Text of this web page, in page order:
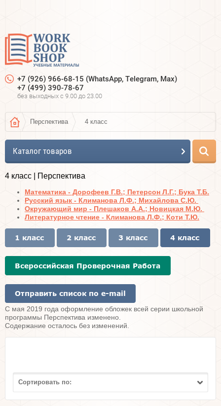
+7 (926) 966-68-15 (WhatsApp, Telegram, Max)
+7 (499) 390-78-67
без выходных c 9.00 до 23.00
Перспектива 4 класс
Каталог товаров
4 класс | Перспектива
Математика - Дорофеев Г.В.; Петерсон Л.Г.; Бука Т.Б.
Русский язык - Климанова Л.Ф.; Михайлова С.Ю.
Окружающий мир - Плешаков А.А.; Новицкая М.Ю.
Литературное чтение - Климанова Л.Ф.; Коти Т.Ю.
С мая 2019 года оформление обложек всей серии школьной
программы Перспектива изменено.
Содержание осталось без изменений.
Сортировать по: